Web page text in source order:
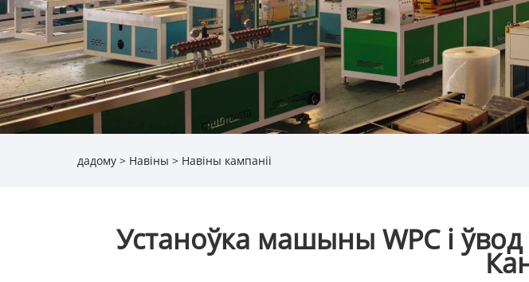
дадому > Навіны > Навіны кампаніі
Устаноўка машыны WPC і